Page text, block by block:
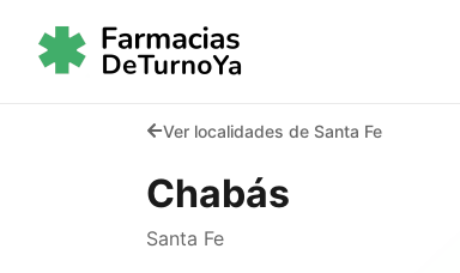
Ver localidades de Santa Fe
Chabás
Santa Fe